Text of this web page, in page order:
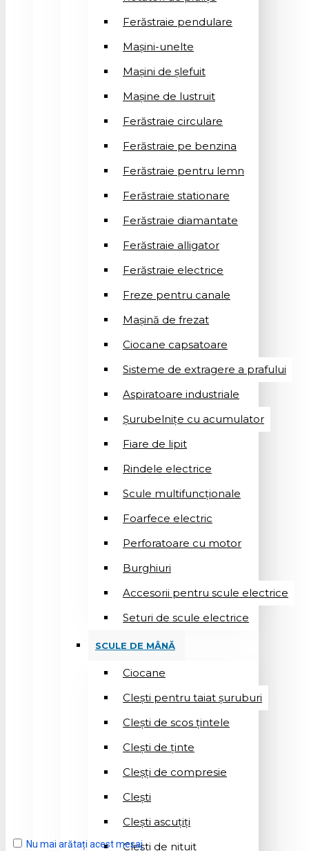
Ferăstraie pendulare
Mașini-unelte
Mașini de șlefuit
Mașinе de lustruit
Ferăstraie circulare
Ferăstraie pe benzina
Ferăstraie pentru lemn
Ferăstraie stationare
Ferăstraie diamantate
Ferăstraie alligator
Ferăstraie electrice
Freze pentru canale
Mașină de frezat
Ciocane capsatoare
Sisteme de extragere a prafului
Aspiratoare industriale
Șurubelnițe cu acumulator
Fiare de lipit
Rindele electrice
Scule multifuncționale
Foarfece electric
Perforatoare cu motor
Burghiuri
Accesorii pentru scule electrice
Seturi de scule electrice
SCULE DE MÂNĂ
Ciocane
Cleşti pentru taiat șuruburi
Clești de scos țintele
Clești de ținte
Cleșți de compresie
Cleşti
Clești ascuțiți
Cleşti de nituit
Nu mai arătați acest mesaj